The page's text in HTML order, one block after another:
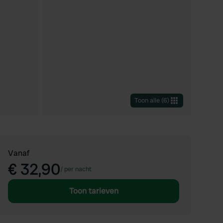
Toon alle (6)
Vanaf
€ 32,90/ per nacht
Toon tarieven